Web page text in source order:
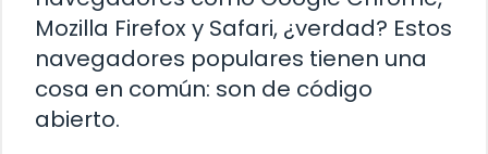
Mozilla Firefox y Safari, ¿verdad? Estos
navegadores populares tienen una
cosa en común: son de código
abierto.